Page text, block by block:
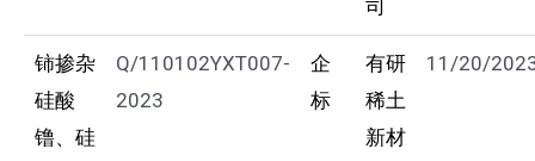
司
铈掺杂
硅酸
镥、硅
Q/110102YXT007-
2023
企
标
有研
稀土
新材
11/20/